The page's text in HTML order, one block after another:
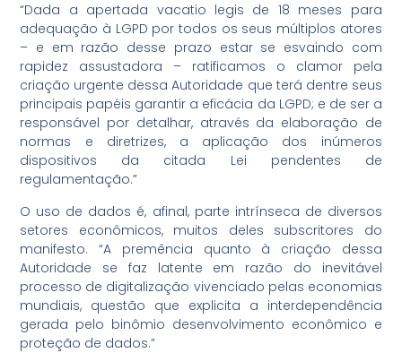
“Dada a apertada vacatio legis de 18 meses para
adequação à LGPD por todos os seus múltiplos atores
– e em razão desse prazo estar se esvaindo com
rapidez assustadora – ratificamos o clamor pela
criação urgente dessa Autoridade que terá dentre seus
principais papéis garantir a eficácia da LGPD; e de ser a
responsável por detalhar, através da elaboração de
normas e diretrizes, a aplicação dos inúmeros
dispositivos da citada Lei pendentes de
regulamentação.”
O uso de dados é, afinal, parte intrínseca de diversos
setores econômicos, muitos deles subscritores do
manifesto. “A premência quanto à criação dessa
Autoridade se faz latente em razão do inevitável
processo de digitalização vivenciado pelas economias
mundiais, questão que explicita a interdependência
gerada pelo binômio desenvolvimento econômico e
proteção de dados.”